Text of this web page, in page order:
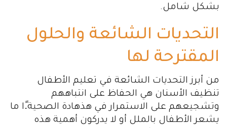
بشكل شامل.
التحديات الشائعة والحلول
المقترحة لها
من أبرز التحديات الشائعة في تعليم الأطفال
تنظيف الأسنان هي الحفاظ على انتباههم
وتشجيعهم على الاستمرار في هذهادة الصحية.ًا ما
يشعر الأطفال بالملل أو لا يدركون أهمية هذه